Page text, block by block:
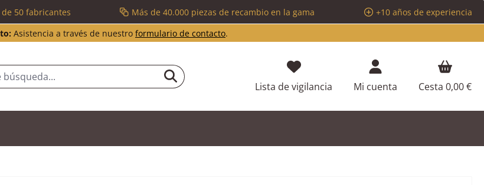
50 fabricantes Más de 40.000 piezas de recambio en la gama
+10 años de experiencia
Asistencia a través de nuestro formulario de contacto.
Lista de vigilancia Tienes 0 artículos en tu lista de
Mi cuenta Cesta 0,00 €